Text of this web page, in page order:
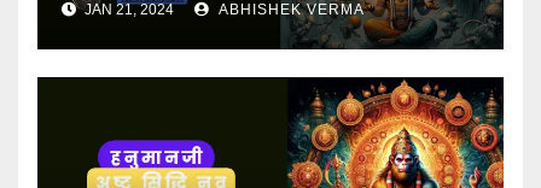
JAN 21, 2024 ABHISHEK VERMA